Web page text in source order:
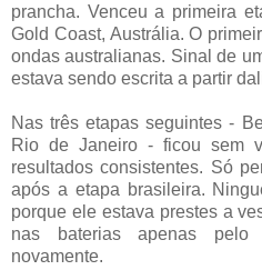
prancha. Venceu a primeira
Gold Coast, Austrália. O
ondas australianas. Sinal de
estava sendo escrita a partir
Nas três etapas seguintes -
Rio de Janeiro - ficou sem
resultados consistentes. Só
após a etapa brasileira.
porque ele estava prestes a
nas baterias apenas
novamente.